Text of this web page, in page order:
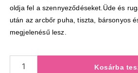
oldja fel a szennyeződéseket.Üde és
után az arcbőr puha, tiszta, bársonyos
megjelenésű lesz.
Kosárba